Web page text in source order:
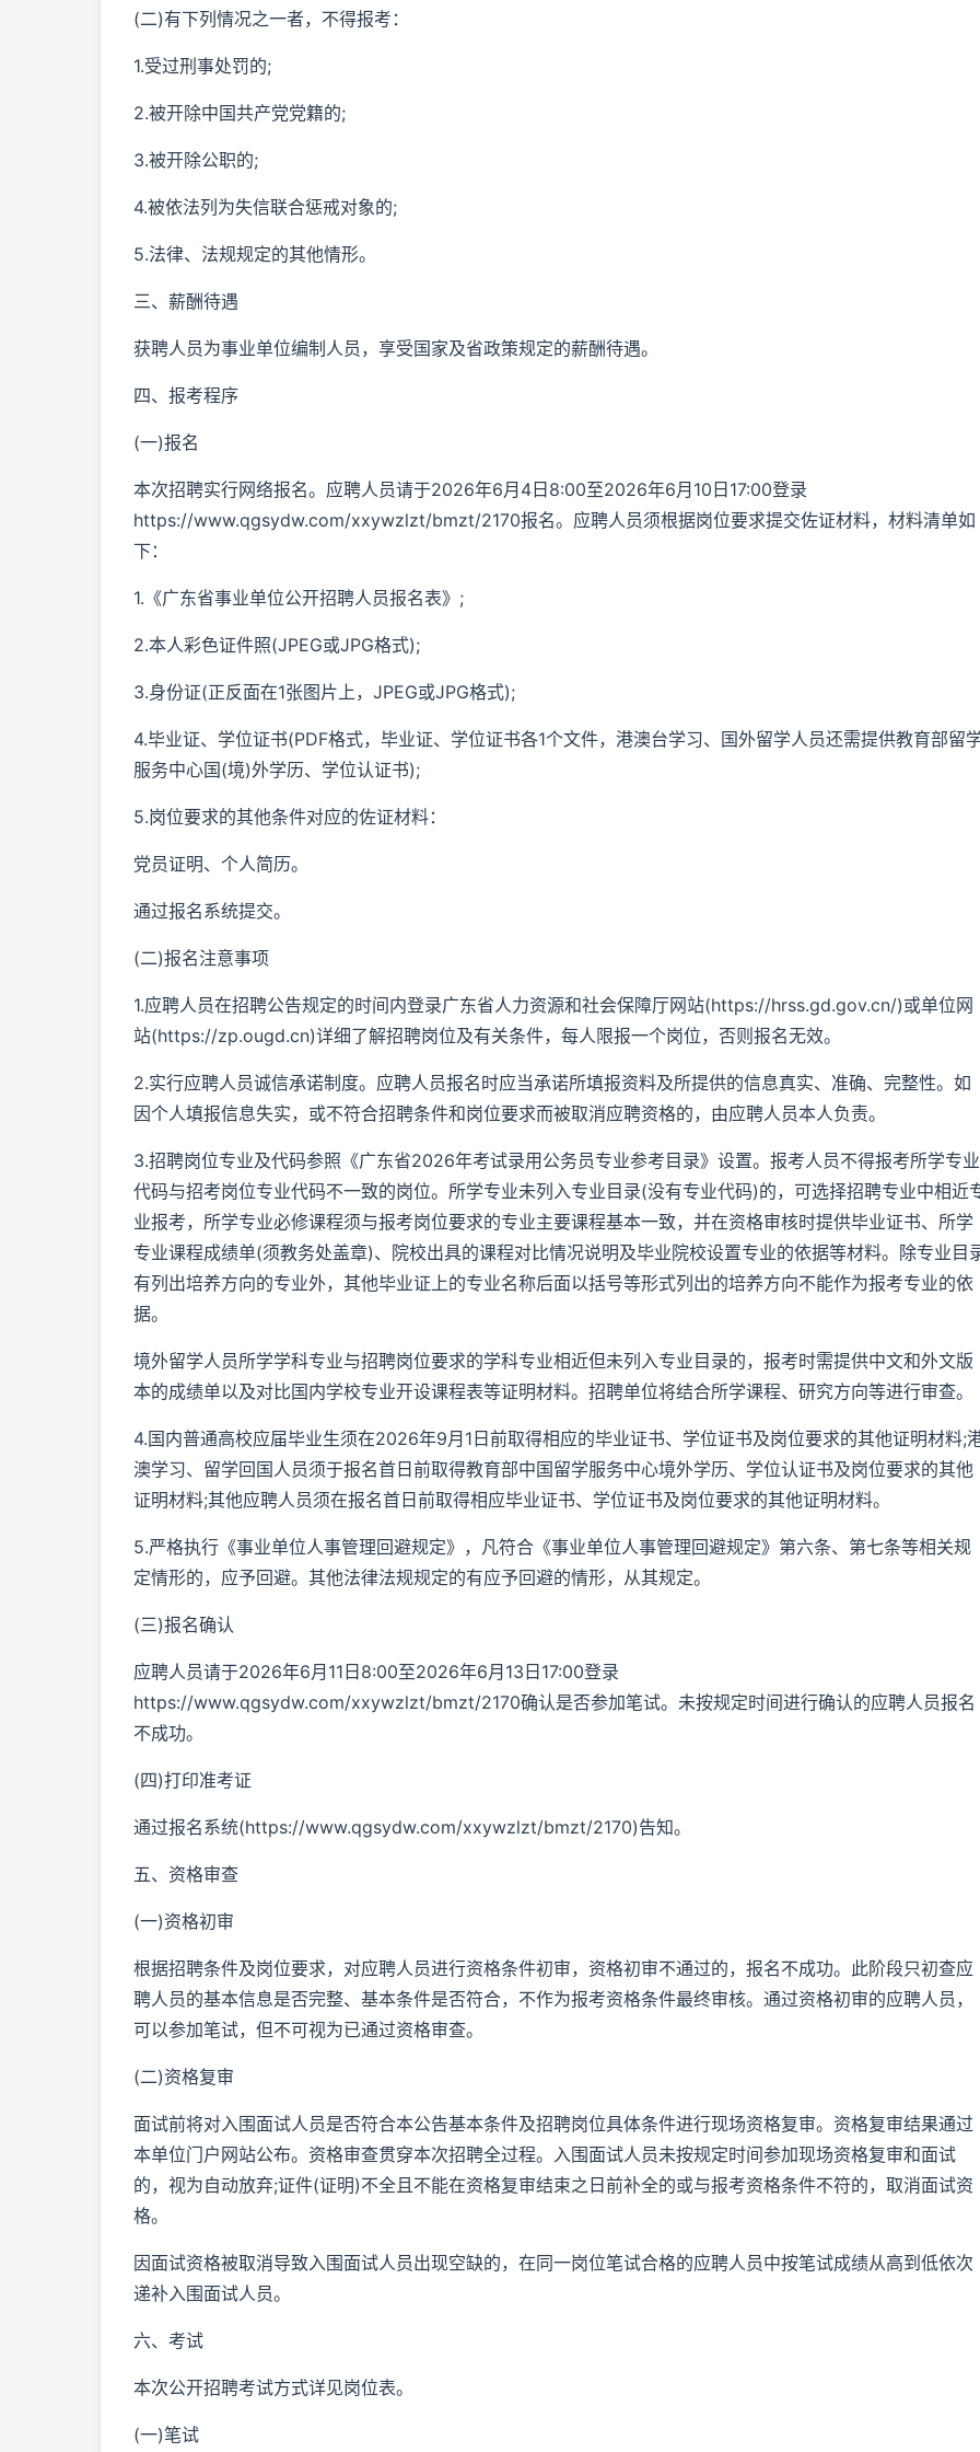
(二)有下列情况之一者，不得报考：
1.受过刑事处罚的;
2.被开除中国共产党党籍的;
3.被开除公职的;
4.被依法列为失信联合惩戒对象的;
5.法律、法规规定的其他情形。
三、薪酬待遇
获聘人员为事业单位编制人员，享受国家及省政策规定的薪酬待遇。
四、报考程序
(一)报名
本次招聘实行网络报名。应聘人员请于2026年6月4日8:00至2026年6月10日17:00登录
https://www.qgsydw.com/xxywzlzt/bmzt/2170报名。应聘人员须根据岗位要求提交佐证材料，材料清单如
下：
1.《广东省事业单位公开招聘人员报名表》;
2.本人彩色证件照(JPEG或JPG格式);
3.身份证(正反面在1张图片上，JPEG或JPG格式);
4.毕业证、学位证书(PDF格式，毕业证、学位证书各1个文件，港澳台学习、国外留学人员还需提供教育部留
服务中心国(境)外学历、学位认证书);
5.岗位要求的其他条件对应的佐证材料：
党员证明、个人简历。
通过报名系统提交。
(二)报名注意事项
1.应聘人员在招聘公告规定的时间内登录广东省人力资源和社会保障厅网站(https://hrss.gd.gov.cn/)或单位网
站(https://zp.ougd.cn)详细了解招聘岗位及有关条件，每人限报一个岗位，否则报名无效。
2.实行应聘人员诚信承诺制度。应聘人员报名时应当承诺所填报资料及所提供的信息真实、准确、完整性。如
因个人填报信息失实，或不符合招聘条件和岗位要求而被取消应聘资格的，由应聘人员本人负责。
3.招聘岗位专业及代码参照《广东省2026年考试录用公务员专业参考目录》设置。报考人员不得报考所学专业
代码与招考岗位专业代码不一致的岗位。所学专业未列入专业目录(没有专业代码)的，可选择招聘专业中相近
业报考，所学专业必修课程须与报考岗位要求的专业主要课程基本一致，并在资格审核时提供毕业证书、所学
专业课程成绩单(须教务处盖章)、院校出具的课程对比情况说明及毕业院校设置专业的依据等材料。除专业目
有列出培养方向的专业外，其他毕业证上的专业名称后面以括号等形式列出的培养方向不能作为报考专业的依
据。
境外留学人员所学学科专业与招聘岗位要求的学科专业相近但未列入专业目录的，报考时需提供中文和外文版
本的成绩单以及对比国内学校专业开设课程表等证明材料。招聘单位将结合所学课程、研究方向等进行审查。
4.国内普通高校应届毕业生须在2026年9月1日前取得相应的毕业证书、学位证书及岗位要求的其他证明材料;
澳学习、留学回国人员须于报名首日前取得教育部中国留学服务中心境外学历、学位认证书及岗位要求的其他
证明材料;其他应聘人员须在报名首日前取得相应毕业证书、学位证书及岗位要求的其他证明材料。
5.严格执行《事业单位人事管理回避规定》，凡符合《事业单位人事管理回避规定》第六条、第七条等相关规
定情形的，应予回避。其他法律法规规定的有应予回避的情形，从其规定。
(三)报名确认
应聘人员请于2026年6月11日8:00至2026年6月13日17:00登录
https://www.qgsydw.com/xxywzlzt/bmzt/2170确认是否参加笔试。未按规定时间进行确认的应聘人员报名
不成功。
(四)打印准考证
通过报名系统(https://www.qgsydw.com/xxywzlzt/bmzt/2170)告知。
五、资格审查
(一)资格初审
根据招聘条件及岗位要求，对应聘人员进行资格条件初审，资格初审不通过的，报名不成功。此阶段只初查应
聘人员的基本信息是否完整、基本条件是否符合，不作为报考资格条件最终审核。通过资格初审的应聘人员，
可以参加笔试，但不可视为已通过资格审查。
(二)资格复审
面试前将对入围面试人员是否符合本公告基本条件及招聘岗位具体条件进行现场资格复审。资格复审结果通过
本单位门户网站公布。资格审查贯穿本次招聘全过程。入围面试人员未按规定时间参加现场资格复审和面试
的，视为自动放弃;证件(证明)不全且不能在资格复审结束之日前补全的或与报考资格条件不符的，取消面试资
格。
因面试资格被取消导致入围面试人员出现空缺的，在同一岗位笔试合格的应聘人员中按笔试成绩从高到低依次
递补入围面试人员。
六、考试
本次公开招聘考试方式详见岗位表。
(一)笔试